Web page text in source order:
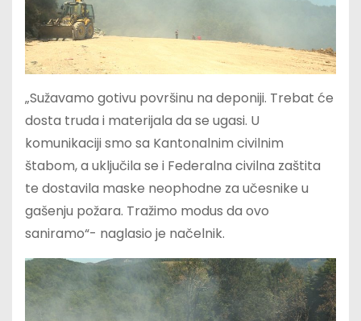
„Sužavamo gotivu površinu na deponiji. Trebat će
dosta truda i materijala da se ugasi. U
komunikaciji smo sa Kantonalnim civilnim
štabom, a uključila se i Federalna civilna zaštita
te dostavila maske neophodne za učesnike u
gašenju požara. Tražimo modus da ovo
saniramo“- naglasio je načelnik.